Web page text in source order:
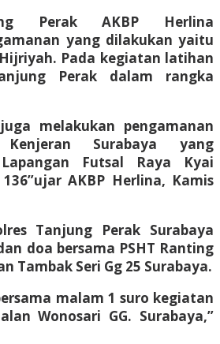
Perak AKBP Herlina
yang dilakukan yaitu
Pada kegiatan latihan
Perak dalam rangka
melakukan pengamanan
Surabaya yang
Futsal Raya Kyai
AKBP Herlina, Kamis
Tanjung Perak Surabaya
doa bersama PSHT Ranting
Tambak Seri Gg 25 Surabaya.
malam 1 suro kegiatan
Wonosari GG. Surabaya,”